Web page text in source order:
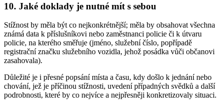
10. Jaké doklady je nutné mít s sebou
Stížnost by měla být co nejkonkrétnější; měla by obsahovat všechna
známá data k příslušníkovi nebo zaměstnanci policie či k útvaru
policie, na kterého směřuje (jméno, služební číslo, popřípadě
registrační značku služebního vozidla, jehož posádka vůči občanovi
zasahovala).
Důležité je i přesné popsání místa a času, kdy došlo k jednání nebo
chování, jež je příčinou stížnosti, uvedení případných svědků a další
podrobnosti, které by co nejvíce a nejpřesněji konkretizovaly situaci.